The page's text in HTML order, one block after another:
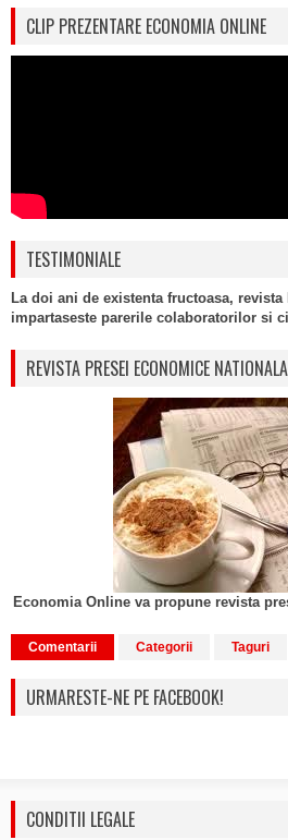
CLIP PREZENTARE ECONOMIA ONLINE
TESTIMONIALE
La doi ani de existenta fructoasa,
impartaseste parerile colaboratorilor si
REVISTA PRESEI ECONOMICE NATIONALA
Economia Online va propune revista
Comentarii Categorii Taguri
URMARESTE-NE PE FACEBOOK!
CONDITII LEGALE